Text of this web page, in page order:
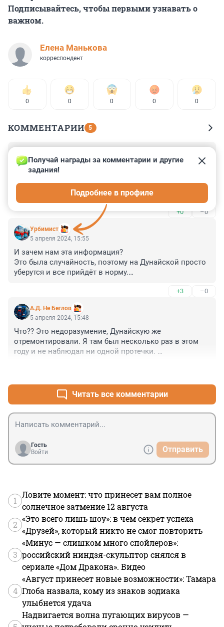
Подписывайтесь, чтобы первыми узнавать о
важном.
Елена Манькова
корреспондент
0 0 0 0 0
КОММЕНТАРИИ 5
6 апреля 2024, 00:21
В потолок работники могут задумчиво глядеть,
сколько угодно, но даже дураки поймёт, что такое
метро смертельно опасно.
+0 –0
Урбимист
Получай награды за комментарии и другие
задания!
Подробнее в профиле
5 апреля 2024, 15:55
И зачем нам эта информация?
Это была случайность, поэтому на Дунайской просто
уберутся и все прийдёт в норму.
дождя в СПб. На газонах лежит снег и потихоньку
тает.
+3 –0
А.Д. Не Беглов
5 апреля 2024, 15:48
Что?? Это недоразумение, Дунайскую же
отремонтировали. Я там был несколько раз в этом
году и не наблюдал ни одной протечки.
Читать все комментарии
Гость
Войти
Отправить
1
Ловите момент: что принесет вам полное
солнечное затмение 12 августа
2
«Это всего лишь шоу»: в чем секрет успеха
«Друзей», который никто не смог повторить
3
«Минус — слишком много спойлеров»:
российский ниндзя-скульптор снялся в
сериале «Дом Дракона». Видео
4
«Август принесет новые возможности»: Тамара
Глоба назвала, кому из знаков зодиака
улыбнется удача
Надвигается волна пугающих вирусов —